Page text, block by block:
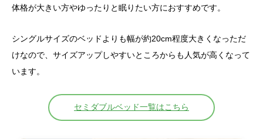
体格が大きい方やゆったりと眠りたい方におすすめです。
シングルサイズのベッドよりも幅が約20cm程度大きくなっただ
けなので、サイズアップしやすいところからも人気が高くなって
います。
セミダブルベッド一覧はこちら